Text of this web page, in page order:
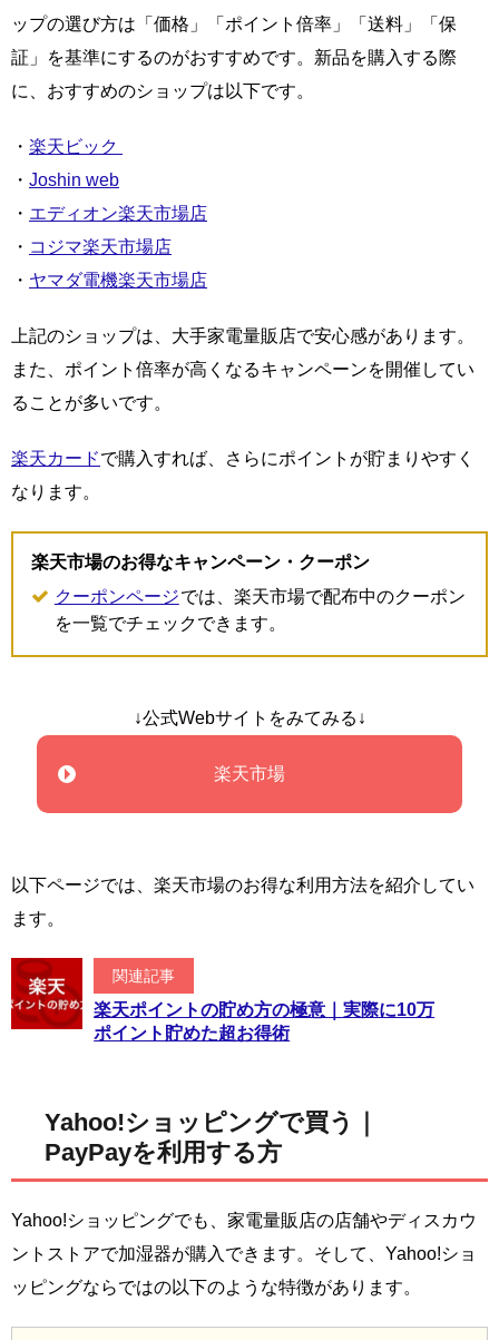
ップの選び方は「価格」「ポイント倍率」「送料」「保
証」を基準にするのがおすすめです。新品を購入する際
に、おすすめのショップは以下です。
・ 楽天ビック
・ Joshin web
・ エディオン楽天市場店
・ コジマ楽天市場店
・ ヤマダ電機楽天市場店
上記のショップは、大手家電量販店で安心感があります。
また、ポイント倍率が高くなるキャンペーンを開催してい
ることが多いです。
楽天カードで購入すれば、さらにポイントが貯まりやすく
なります。
楽天市場のお得なキャンペーン・クーポン
クーポンページでは、楽天市場で配布中のクーポン
を一覧でチェックできます。
↓公式Webサイトをみてみる↓
楽天市場
以下ページでは、楽天市場のお得な利用方法を紹介してい
ます。
関連記事
楽天ポイントの貯め方の極意｜実際に10万
ポイント貯めた超お得術
Yahoo!ショッピングで買う｜
PayPayを利用する方
Yahoo!ショッピングでも、家電量販店の店舗やディスカウ
ントストアで加湿器が購入できます。そして、Yahoo!ショ
ッピングならではの以下のような特徴があります。